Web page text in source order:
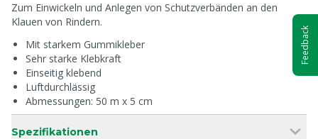
Zum Einwickeln und Anlegen von Schutzverbänden an den
Klauen von Rindern.
Mit starkem Gummikleber
Sehr starke Klebkraft
Einseitig klebend
Luftdurchlässig
Abmessungen: 50 m x 5 cm
Spezifikationen
Feedback